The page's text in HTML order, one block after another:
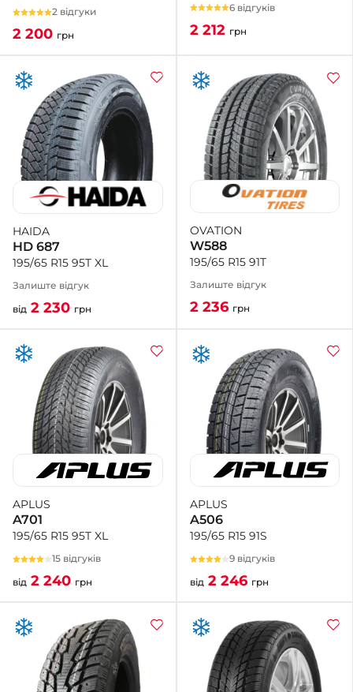
2 відгуки
2 200 грн
6 відгуків
2 212 грн
HAIDA
HD 687
195/65 R15 95T XL
Залиште відгук
від 2 230 грн
OVATION
W588
195/65 R15 91T
Залиште відгук
2 236 грн
APLUS
A701
195/65 R15 95T XL
15 відгуків
від 2 240 грн
APLUS
A506
195/65 R15 91S
9 відгуків
від 2 246 грн